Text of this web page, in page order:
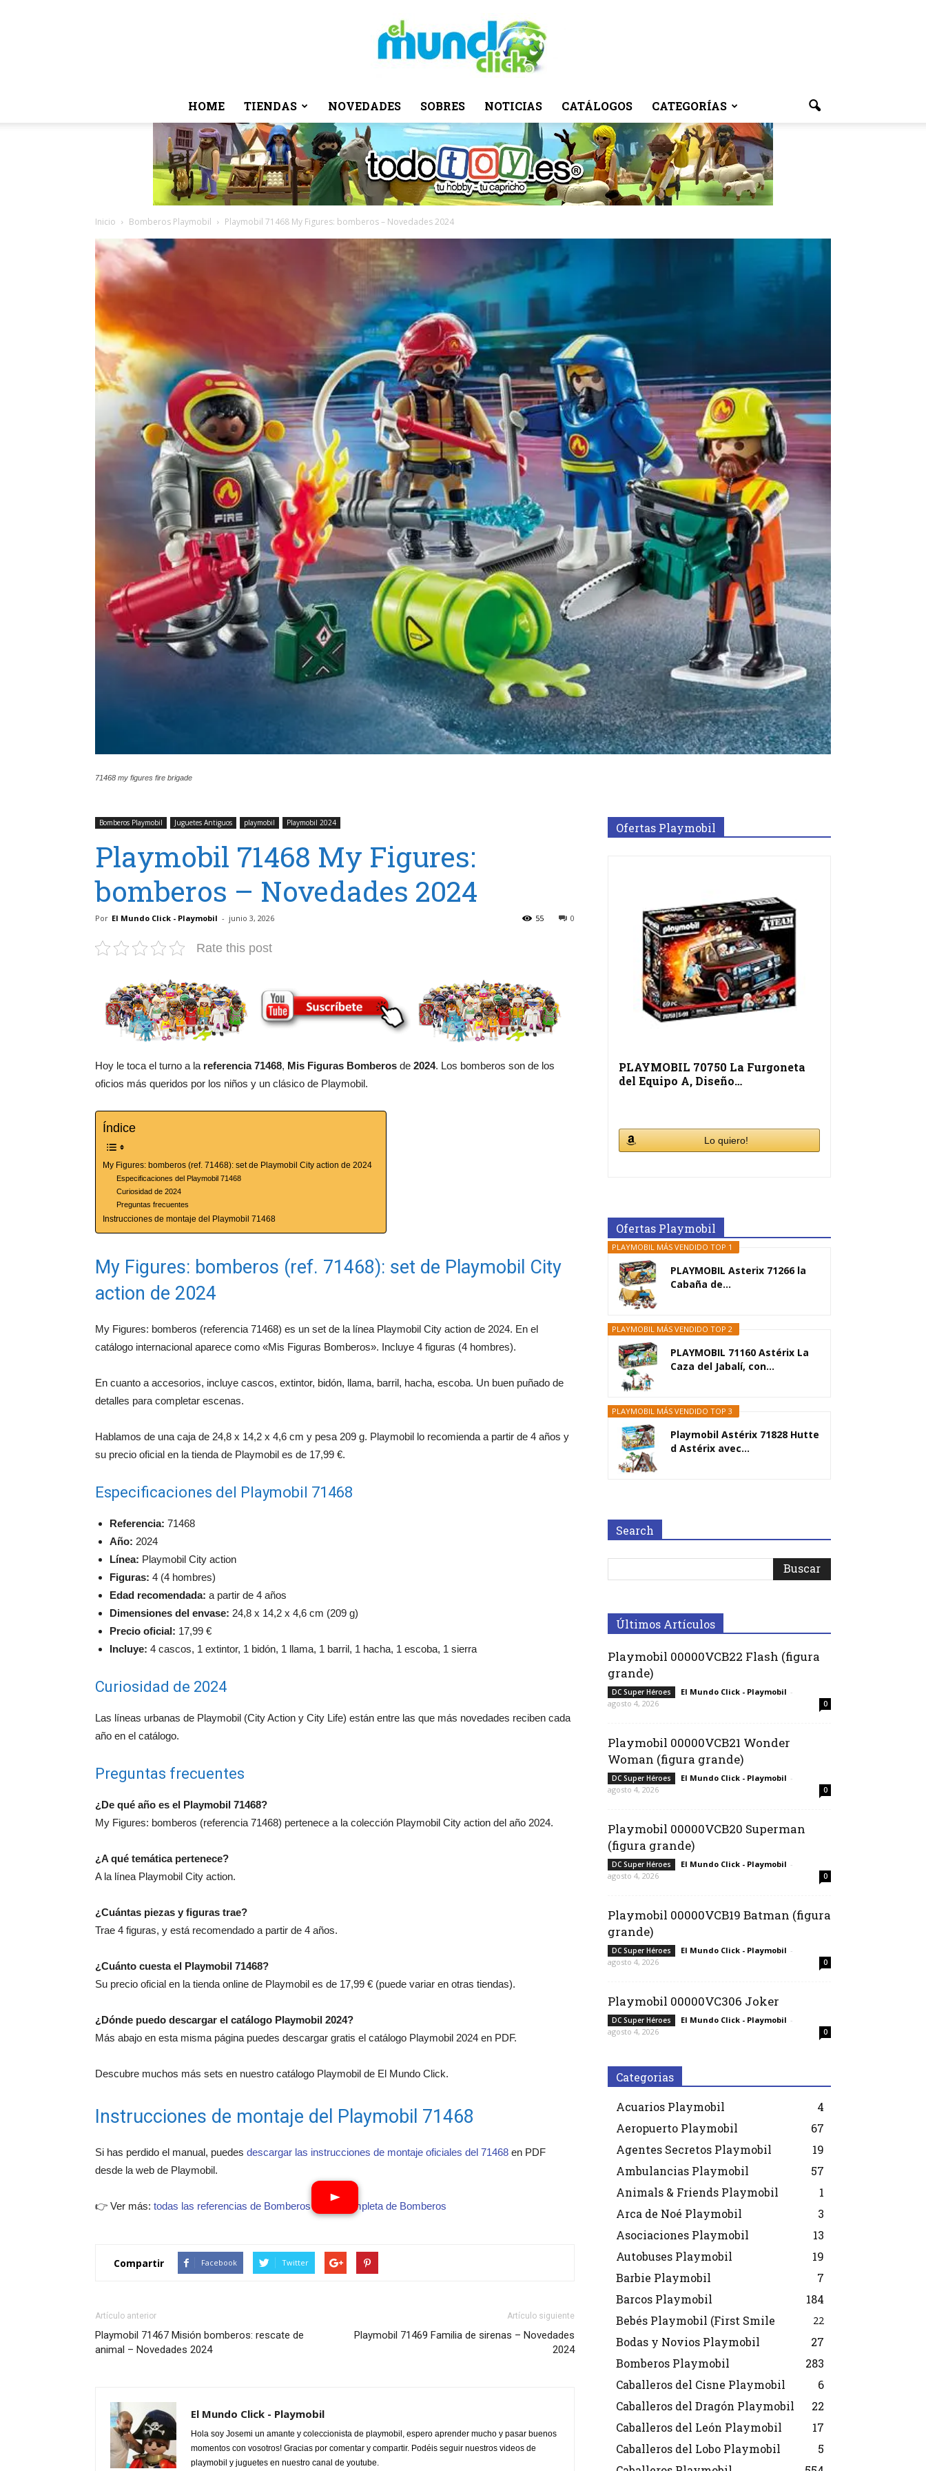
El
Click
HOME TIENDAS NOVEDADES SOBRES NOTICIAS CATÁLOGOS CATEGORÍAS
Inicio Bomberos Playmobil Playmobil 71468 My Figures: bomberos – Novedades 2024
71468 my figures fire brigade
Bomberos Playmobil Juguetes Antiguos playmobil Playmobil 2024
Playmobil 71468 My Figures:
bomberos – Novedades 2024
Por El Mundo Click - Playmobil - junio 3, 2026 0
55
Rate this post
Hoy le toca el turno a la referencia 71468, Mis Figuras Bomberos de 2024. Los bomberos son de los
oficios más queridos por los niños y un clásico de Playmobil.
Índice
My Figures: bomberos (ref. 71468): set de Playmobil City action de 2024
Especificaciones del Playmobil 71468
Curiosidad de 2024
Preguntas frecuentes
Instrucciones de montaje del Playmobil 71468
My Figures: bomberos (ref. 71468): set de Playmobil City
action de 2024
My Figures: bomberos (referencia 71468) es un set de la línea Playmobil City action de 2024. En el
catálogo internacional aparece como «Mis Figuras Bomberos». Incluye 4 figuras (4 hombres).
En cuanto a accesorios, incluye cascos, extintor, bidón, llama, barril, hacha, escoba. Un buen puñado de
detalles para completar escenas.
Hablamos de una caja de 24,8 x 14,2 x 4,6 cm y pesa 209 g. Playmobil lo recomienda a partir de 4 años y
su precio oficial en la tienda de Playmobil es de 17,99 €.
Especificaciones del Playmobil 71468
Referencia: 71468
Año: 2024
Línea: Playmobil City action
Figuras: 4 (4 hombres)
Edad recomendada: a partir de 4 años
Dimensiones del envase: 24,8 x 14,2 x 4,6 cm (209 g)
Precio oficial: 17,99 €
Incluye: 4 cascos, 1 extintor, 1 bidón, 1 llama, 1 barril, 1 hacha, 1 escoba, 1 sierra
Curiosidad de 2024
Las líneas urbanas de Playmobil (City Action y City Life) están entre las que más novedades reciben cada
año en el catálogo.
Preguntas frecuentes
¿De qué año es el Playmobil 71468?
My Figures: bomberos (referencia 71468) pertenece a la colección Playmobil City action del año 2024.
¿A qué temática pertenece?
A la línea Playmobil City action.
¿Cuántas piezas y figuras trae?
Trae 4 figuras, y está recomendado a partir de 4 años.
¿Cuánto cuesta el Playmobil 71468?
Su precio oficial en la tienda online de Playmobil es de 17,99 € (puede variar en otras tiendas).
¿Dónde puedo descargar el catálogo Playmobil 2024?
Más abajo en esta misma página puedes descargar gratis el catálogo Playmobil 2024 en PDF.
Descubre muchos más sets en nuestro catálogo Playmobil de El Mundo Click.
Instrucciones de montaje del Playmobil 71468
Si has perdido el manual, puedes descargar las instrucciones de montaje oficiales del 71468 en PDF
desde la web de Playmobil.
👉 Ver más: todas las referencias de Bomberos· guía completa de Bomberos
Compartir Facebook Twitter
Artículo anterior
Playmobil 71467 Misión bomberos: rescate de
animal – Novedades 2024
Artículo siguiente
Playmobil 71469 Familia de sirenas – Novedades
2024
El Mundo Click - Playmobil
Hola soy Josemi un amante y coleccionista de playmobil, espero aprender mucho y pasar buenos
momentos con vosotros! Gracias por comentar y compartir. Podéis seguir nuestros videos de
playmobil y juguetes en nuestro canal de youtube.
Ofertas Playmobil
PLAYMOBIL 70750 La Furgoneta
del Equipo A, Diseño…
Lo quiero!
Ofertas Playmobil
PLAYMOBIL MÁS VENDIDO TOP 1
PLAYMOBIL Asterix 71266 la
Cabaña de...
PLAYMOBIL MÁS VENDIDO TOP 2
PLAYMOBIL 71160 Astérix La
Caza del Jabalí, con...
PLAYMOBIL MÁS VENDIDO TOP 3
Playmobil Astérix 71828 Hutte
d Astérix avec...
Search
Últimos Artículos
Playmobil 00000VCB22 Flash (figura
grande)
DC Super Héroes El Mundo Click - Playmobil -
agosto 4, 2026
0
Playmobil 00000VCB21 Wonder
Woman (figura grande)
DC Super Héroes El Mundo Click - Playmobil -
agosto 4, 2026
0
Playmobil 00000VCB20 Superman
(figura grande)
DC Super Héroes El Mundo Click - Playmobil -
agosto 4, 2026
0
Playmobil 00000VCB19 Batman (figura
grande)
DC Super Héroes El Mundo Click - Playmobil -
agosto 4, 2026
0
Playmobil 00000VC306 Joker
DC Super Héroes El Mundo Click - Playmobil -
agosto 4, 2026
0
Categorias
Acuarios Playmobil
4
Aeropuerto Playmobil
67
Agentes Secretos Playmobil
19
Ambulancias Playmobil
57
Animals & Friends Playmobil
1
Arca de Noé Playmobil
3
Asociaciones Playmobil
13
Autobuses Playmobil
19
Barbie Playmobil
7
Barcos Playmobil
184
Bebés Playmobil (First Smile
22
Bodas y Novios Playmobil
27
Bomberos Playmobil
283
Caballeros del Cisne Playmobil
6
Caballeros del Dragón Playmobil
22
Caballeros del León Playmobil
17
Caballeros del Lobo Playmobil
5